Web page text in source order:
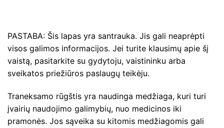
PASTABA: Šis lapas yra santrauka. Jis gali neaprėpti
visos galimos informacijos. Jei turite klausimų apie šį
vaistą, pasitarkite su gydytoju, vaistininku arba
sveikatos priežiūros paslaugų teikėju.
Traneksamo rūgštis yra naudinga medžiaga, kuri turi
įvairių naudojimo galimybių, nuo medicinos iki
pramonės. Jos sąveika su kitomis medžiagomis gali